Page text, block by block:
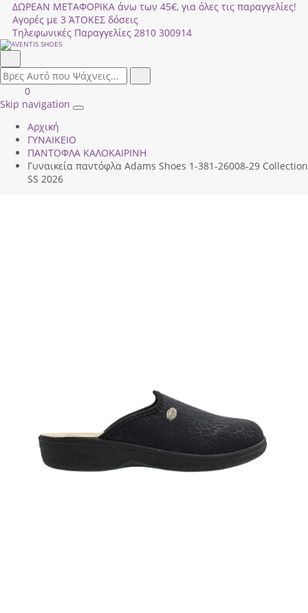
ΔΩΡΕΑΝ ΜΕΤΑΦΟΡΙΚΑ άνω των 45€, για όλες τις παραγγελίες!
Αγορές με 3 ΆΤΟΚΕΣ δόσεις
Τηλεφωνικές Παραγγελίες 2810 300914
field.search
Είσοδος
|
ΚΑΛΑΘΙ
ΑΓΟΡΩΝ
0
Skip navigation
Toggle
Αρχική
ΓΥΝΑΙΚΕΙΟ
ΠΑΝΤΟΦΛΑ ΚΑΛΟΚΑΙΡΙΝΗ
Γυναικεία παντόφλα Adams Shoes 1-381-26008-29 Collection
SS 2026